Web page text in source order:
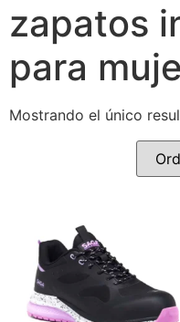
zapatos
para
Mostrando el único